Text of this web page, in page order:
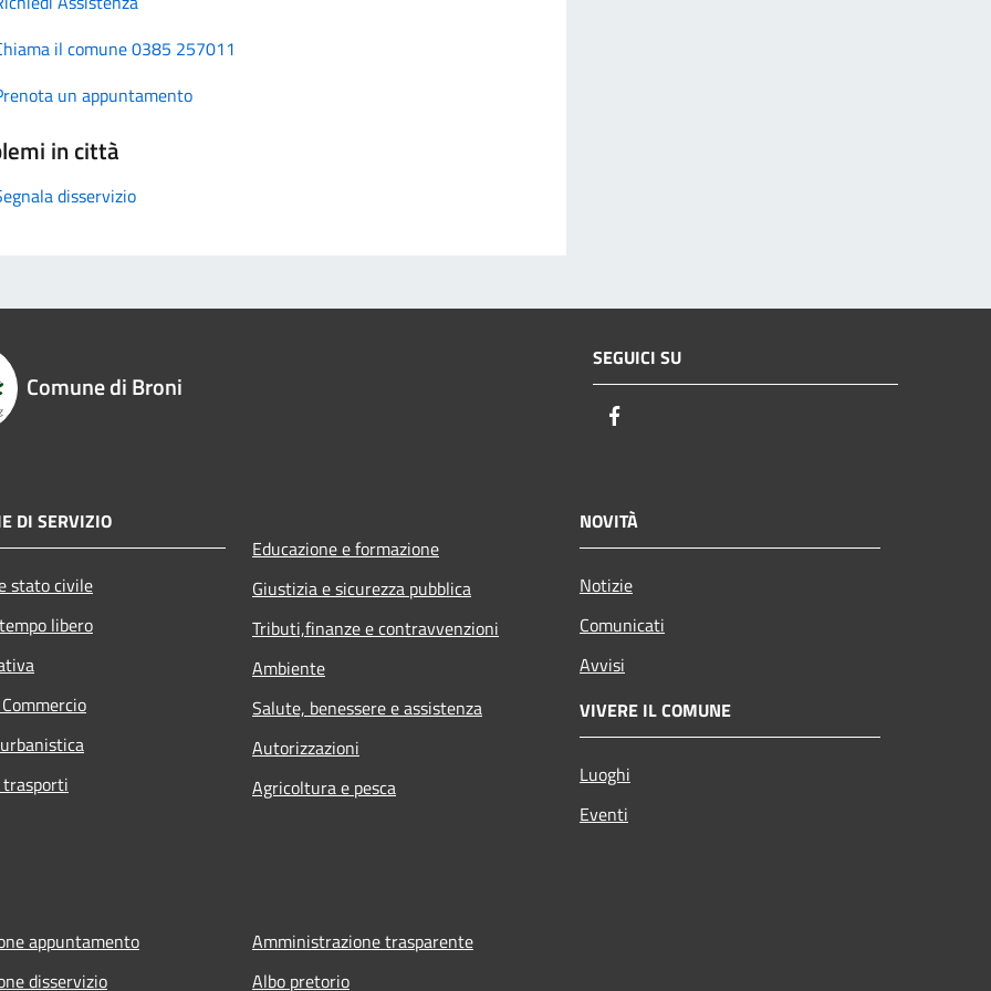
il comune 0385 257011
un appuntamento
in città
disservizio
Comune di Broni
SEGUICI SU
DI SERVIZIO
stato civile
libero
Educazione e formazione
Giustizia e sicurezza pubblica
Tributi,finanze e contravvenzioni
Ambiente
Salute, benessere e assistenza
Autorizzazioni
Agricoltura e pesca
NOVITÀ
Notizie
Comunicati
Avvisi
VIVERE IL COMUNE
Luoghi
Eventi
appuntamento
disservizio
Amministrazione trasparente
Albo pretorio